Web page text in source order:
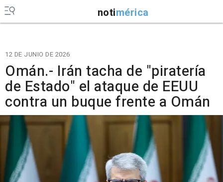
notimérica
12 DE JUNIO DE 2026
Omán.- Irán tacha de "piratería
de Estado" el ataque de EEUU
contra un buque frente a Omán